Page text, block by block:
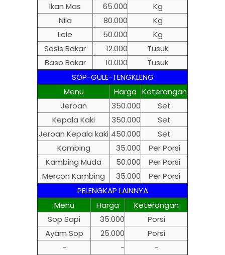
Ikan Mas
65.000
Kg
Nila
80.000
Kg
Lele
50.000
Kg
Sosis Bakar
12.000
Tusuk
Baso Bakar
10.000
Tusuk
SOP-GULE-TENGKLENG
Menu
Harga Keterangan
Jeroan
350.000
Set
Kepala Kaki
350.000
Set
Jeroan Kepala kaki 450.000
Set
Kambing
35.000
Per Porsi
Kambing Muda
50.000
Per Porsi
Mercon Kambing
35.000
Per Porsi
PELENGKAP LAINNYA
Menu
Harga
Keterangan
Sop Sapi
35.000
Porsi
Ayam Sop
25.000
Porsi
-
-
-